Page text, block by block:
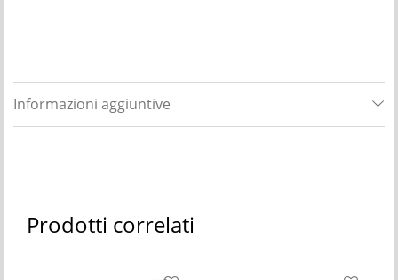
Informazioni aggiuntive
Prodotti correlati